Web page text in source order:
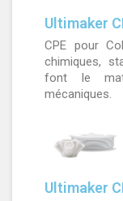
Ultimaker
CPE pour
chimiques,
font le
mécaniques.
Ultimaker